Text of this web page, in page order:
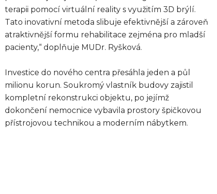
terapii pomocí virtuální reality s využitím 3D brýlí.
Tato inovativní metoda slibuje efektivnější a zároveň
atraktivnější formu rehabilitace zejména pro mladší
pacienty,“ doplňuje MUDr. Ryšková.
Investice do nového centra přesáhla jeden a půl
milionu korun. Soukromý vlastník budovy zajistil
kompletní rekonstrukci objektu, po jejímž
dokončení nemocnice vybavila prostory špičkovou
přístrojovou technikou a moderním nábytkem.